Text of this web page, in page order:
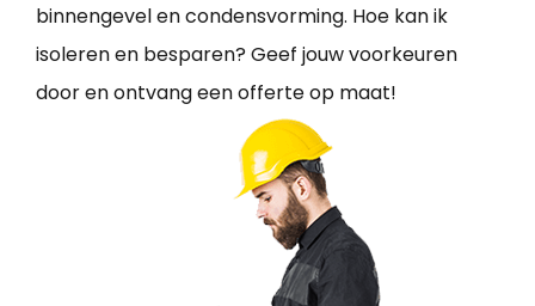
binnengevel en condensvorming. Hoe kan ik
isoleren en besparen? Geef jouw voorkeuren
door en ontvang een offerte op maat!